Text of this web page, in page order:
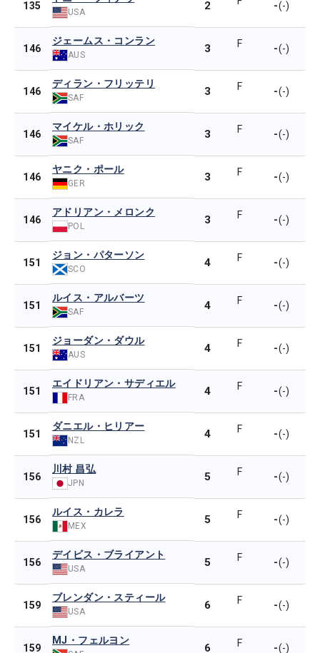
135
USA 2 -(-)
146
ジェームス・コンラン
AUS 3 F -(-)
146
ディラン・フリッテリ
SAF 3 F -(-)
146
マイケル・ホリック
SAF 3 F -(-)
146
ヤニク・ポール
GER 3 F -(-)
146
アドリアン・メロンク
POL 3 F -(-)
151
ジョン・パターソン
SCO 4 F -(-)
151
ルイス・アルバーツ
SAF 4 F -(-)
151
ジョーダン・ダウル
AUS 4 F -(-)
151
エイドリアン・サディエル
FRA 4 F -(-)
151
ダニエル・ヒリアー
NZL 4 F -(-)
156
川村 昌弘
JPN 5 F -(-)
156
ルイス・カレラ
MEX 5 F -(-)
156
デイビス・ブライアント
USA 5 F -(-)
159
ブレンダン・スティール
USA 6 F -(-)
159
MJ・フェルヨン
6 F -(-)